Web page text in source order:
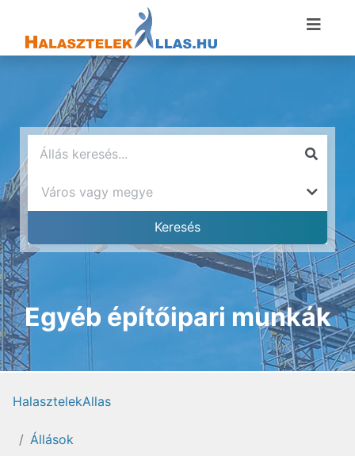
Egyéb építőipari munkák
HalasztelekAllas
Állások